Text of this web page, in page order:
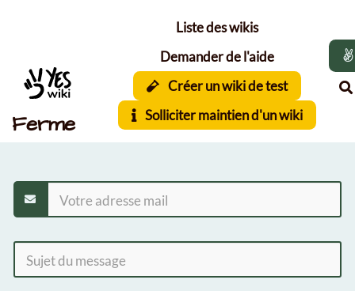
Ferme
Liste des wikis
Demander de l'aide
Créer un wiki de test
Solliciter maintien d'un wiki